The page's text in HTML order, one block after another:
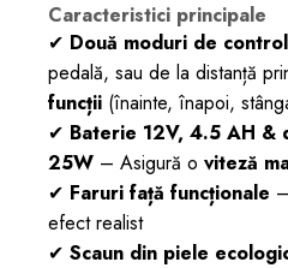
Caracteristici principale
✔ Două moduri de control
pedală, sau de la distanță
funcții (înainte, înapoi,
✔ Baterie 12V, 4.5 AH &
25W – Asigură o viteză
✔ Faruri față funcționale
efect realist
✔ Scaun din piele